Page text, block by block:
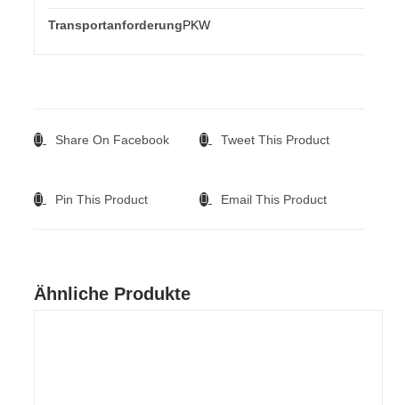
TransportanforderungPKW
Share On Facebook Tweet This Product
Pin This Product Email This Product
Ähnliche Produkte